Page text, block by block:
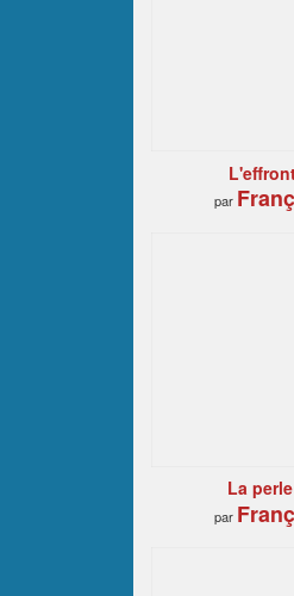
par
La
par